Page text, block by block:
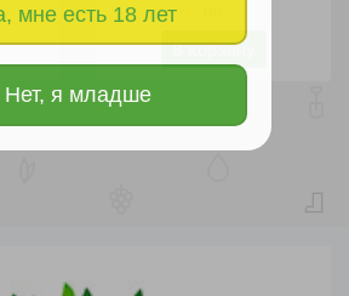
мне есть 18 лет
Нет, я младше
В корзину